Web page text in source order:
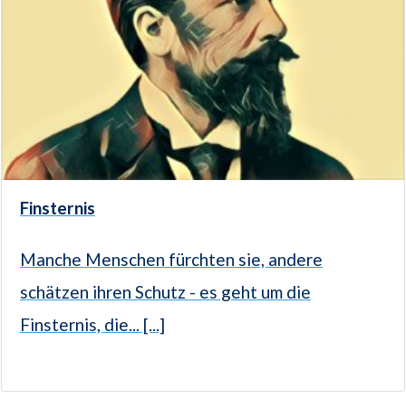
Finsternis
Manche Menschen fürchten sie, andere
schätzen ihren Schutz - es geht um die
Finsternis, die... [...]